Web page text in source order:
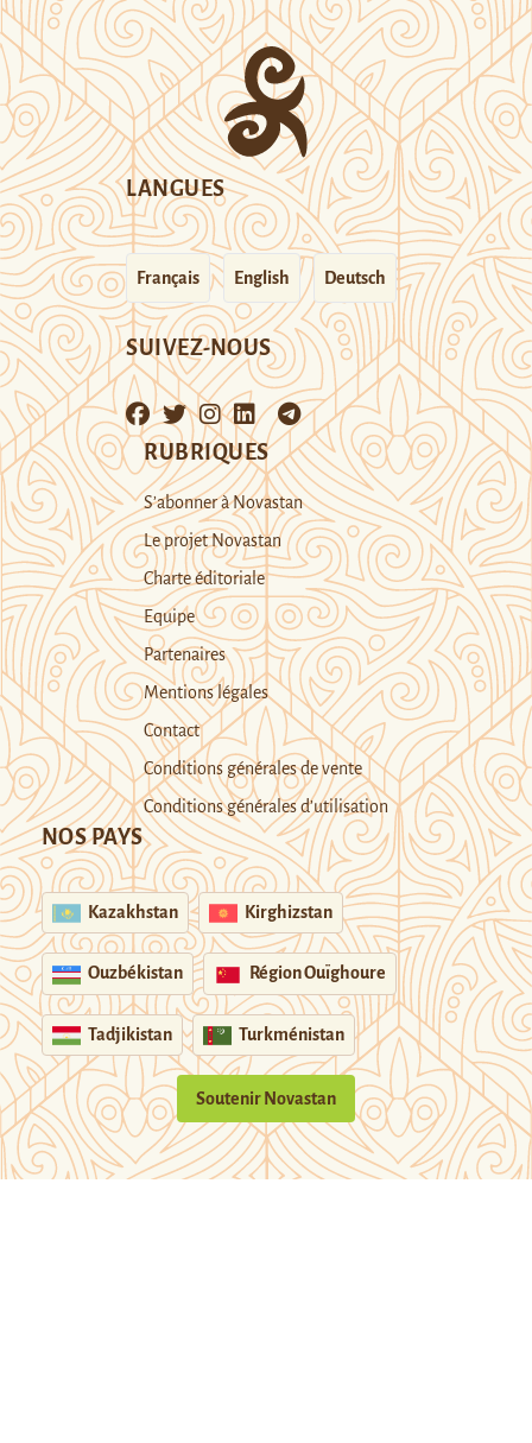
LANGUES
Français English Deutsch
SUIVEZ-NOUS
RUBRIQUES
S’abonner à Novastan
Le projet Novastan
Charte éditoriale
Equipe
Partenaires
Mentions légales
Contact
Conditions générales de vente
Conditions générales d’utilisation
NOS PAYS
Kazakhstan Kirghizstan
Ouzbékistan Région Ouïghoure
Tadjikistan Turkménistan
Soutenir Novastan